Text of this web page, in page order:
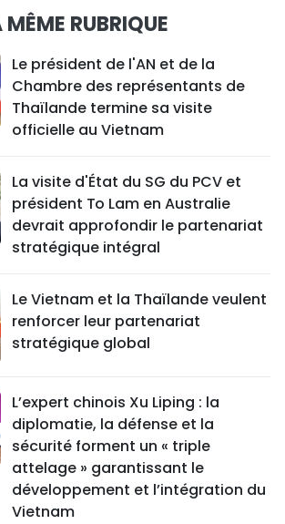
RUBRIQUE
Le président de l'AN et de la
Chambre des représentants de
Thaïlande termine sa visite
officielle au Vietnam
La visite d'État du SG du PCV et
président To Lam en Australie
devrait approfondir le partenariat
stratégique intégral
Le Vietnam et la Thaïlande veulent
renforcer leur partenariat
stratégique global
L’expert chinois Xu Liping : la
diplomatie, la défense et la
sécurité forment un « triple
attelage » garantissant le
développement et l’intégration du
Vietnam